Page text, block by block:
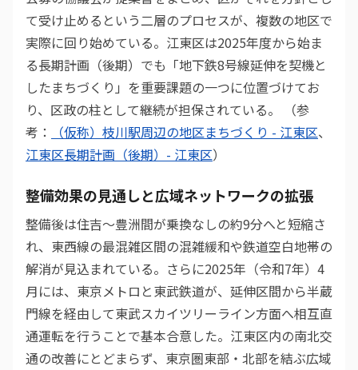
て受け止めるという二層のプロセスが、複数の地区で
実際に回り始めている。江東区は2025年度から始ま
る長期計画（後期）でも「地下鉄8号線延伸を契機と
したまちづくり」を重要課題の一つに位置づけてお
り、区政の柱として継続が担保されている。 （参
考：
（仮称）枝川駅周辺の地区まちづくり - 江東区、
江東区長期計画（後期）- 江東区）
整備効果の見通しと広域ネットワークの拡張
整備後は住吉〜豊洲間が乗換なしの約9分へと短縮さ
れ、東西線の最混雑区間の混雑緩和や鉄道空白地帯の
解消が見込まれている。さらに2025年（令和7年）4
月には、東京メトロと東武鉄道が、延伸区間から半蔵
門線を経由して東武スカイツリーライン方面へ相互直
通運転を行うことで基本合意した。江東区内の南北交
通の改善にとどまらず、東京圏東部・北部を結ぶ広域